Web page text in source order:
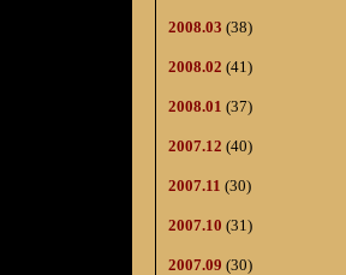
2008.03 (38)
2008.02 (41)
2008.01 (37)
2007.12 (40)
2007.11 (30)
2007.10 (31)
2007.09 (30)